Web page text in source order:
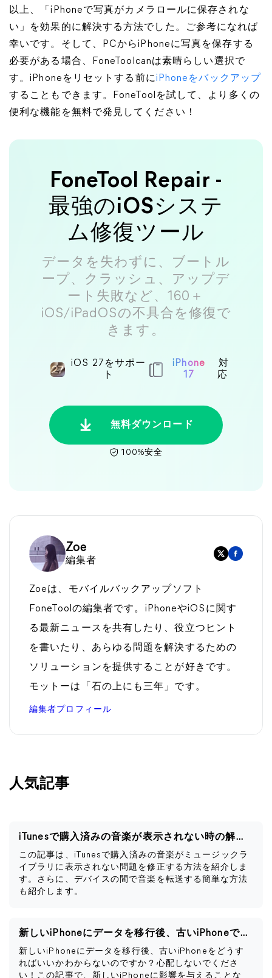
以上、「iPhoneで写真がカメラロールに保存されな
い」を効果的に解決する方法でした。ご参考になれば
幸いです。そして、PCからiPhoneに写真を保存する
必要がある場合、FoneToolcanは素晴らしい選択で
す。iPhoneをリセットする前にiPhoneをバックアップ
することもできます。FoneToolを試して、より多くの
便利な機能を無料で発見してください！
FoneTool Repair -
最強のiOSシステ
ム修復ツール
データを失わずに、ブートル
ープ、クラッシュ、アップデ
ート失敗など、160＋
iOS/iPadOSの不具合を修復で
きます。
iOS 27をサポー
ト
iPhone
17
対
応
無料ダウンロード
100%安全
Zoe
編集者
Zoeは、モバイルバックアップソフト
FoneToolの編集者です。iPhoneやiOSに関す
る最新ニュースを共有したり、役立つヒント
を書いたり、あらゆる問題を解決するための
ソリューションを提供することが好きです。
モットーは「石の上にも三年」です。
編集者プロフィール
人気記事
iTunesで購入済みの音楽が表示されない時の解決策
この記事は、iTunesで購入済みの音楽がミュージックラ
イブラリに表示されない問題を修正する方法を紹介しま
す。さらに、デバイスの間で音楽を転送する簡単な方法
も紹介します。
新しいiPhoneにデータを移行後、古いiPhoneですべきこと
新しいiPhoneにデータを移行後、古いiPhoneをどうす
ればいいかわからないのですか？心配しないでくださ
い！この記事で、新しいiPhoneに影響を与えることな